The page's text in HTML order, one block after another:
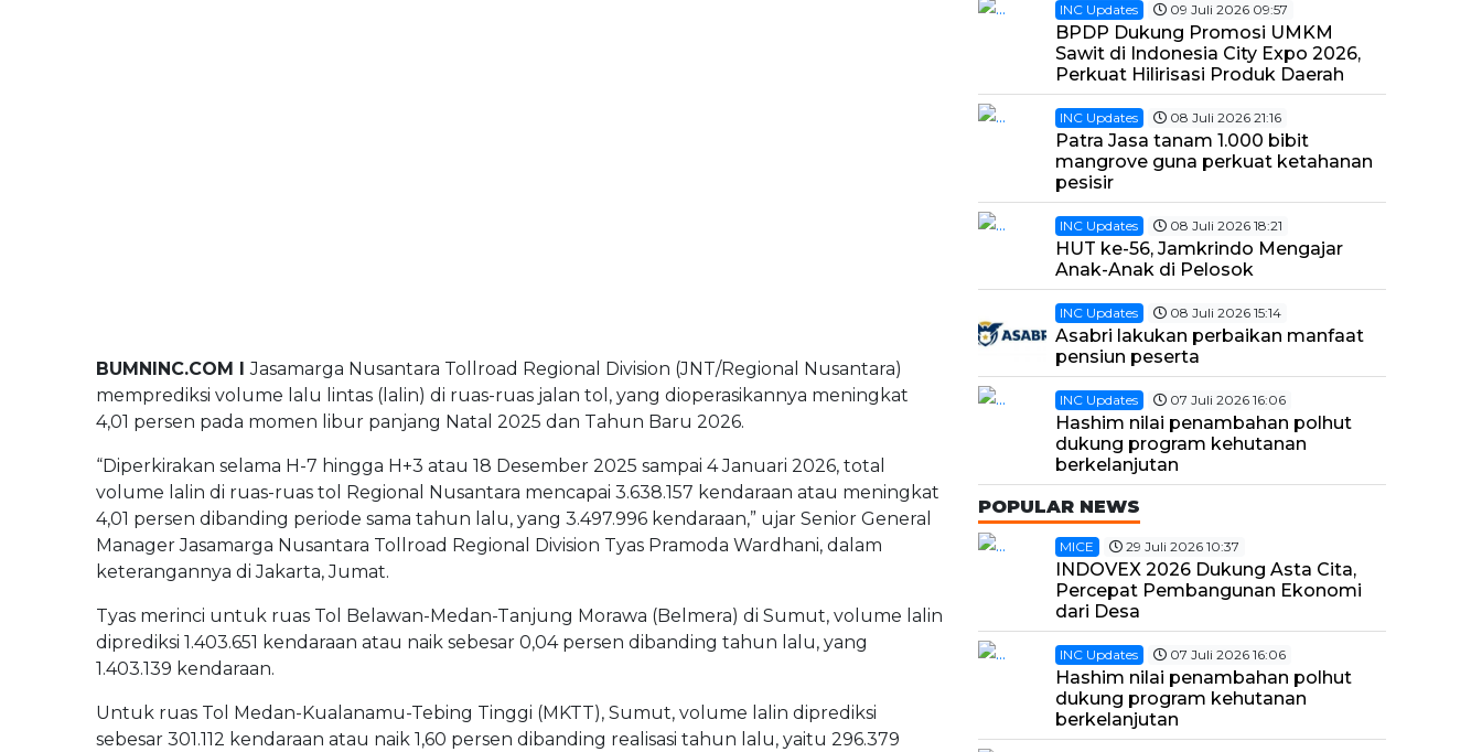
BUMNINC.COM IJasamarga Nusantara Tollroad Regional Division (JNT/Regional Nusantara)
memprediksi volume lalu lintas (lalin) di ruas-ruas jalan tol, yang dioperasikannya meningkat
4,01 persen pada momen libur panjang Natal 2025 dan Tahun Baru 2026.
“Diperkirakan selama H-7 hingga H+3 atau 18 Desember 2025 sampai 4 Januari 2026, total
volume lalin di ruas-ruas tol Regional Nusantara mencapai 3.638.157 kendaraan atau meningkat
4,01 persen dibanding periode sama tahun lalu, yang 3.497.996 kendaraan,” ujar Senior General
Manager Jasamarga Nusantara Tollroad Regional Division Tyas Pramoda Wardhani, dalam
keterangannya di Jakarta, Jumat.
Tyas merinci untuk ruas Tol Belawan-Medan-Tanjung Morawa (Belmera) di Sumut, volume lalin
diprediksi 1.403.651 kendaraan atau naik sebesar 0,04 persen dibanding tahun lalu, yang
1.403.139 kendaraan.
Untuk ruas Tol Medan-Kualanamu-Tebing Tinggi (MKTT), Sumut, volume lalin diprediksi
sebesar 301.112 kendaraan atau naik 1,60 persen dibanding realisasi tahun lalu, yaitu 296.379
INC Updates 09 Juli 2026 09:57
BPDP Dukung Promosi UMKM
Sawit di Indonesia City Expo 2026,
Perkuat Hilirisasi Produk Daerah
INC Updates 08 Juli 2026 21:16
Patra Jasa tanam 1.000 bibit
mangrove guna perkuat ketahanan
pesisir
INC Updates 08 Juli 2026 18:21
HUT ke-56, Jamkrindo Mengajar
Anak-Anak di Pelosok
INC Updates 08 Juli 2026 15:14
Asabri lakukan perbaikan manfaat
pensiun peserta
INC Updates 07 Juli 2026 16:06
Hashim nilai penambahan polhut
dukung program kehutanan
berkelanjutan
POPULAR NEWS
MICE 29 Juli 2026 10:37
INDOVEX 2026 Dukung Asta Cita,
Percepat Pembangunan Ekonomi
dari Desa
INC Updates 07 Juli 2026 16:06
Hashim nilai penambahan polhut
dukung program kehutanan
berkelanjutan